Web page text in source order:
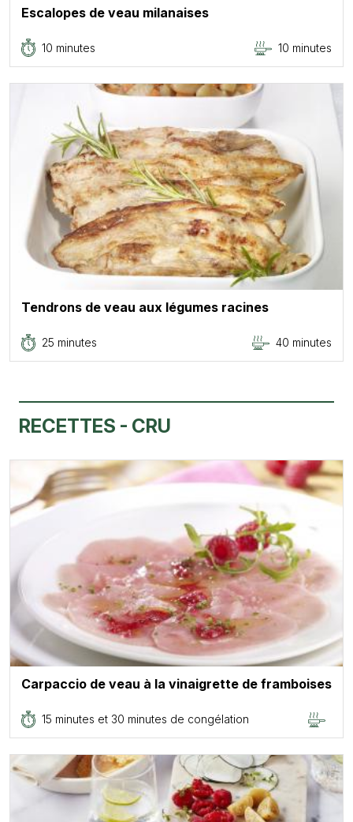
Escalopes de veau milanaises
10 minutes 10 minutes
Tendrons de veau aux légumes racines
25 minutes 40 minutes
RECETTES - CRU
Carpaccio de veau à la vinaigrette de framboises
15 minutes et 30 minutes de congélation